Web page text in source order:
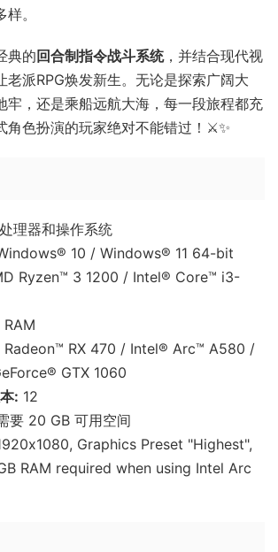
。
典的回合制指令战斗系统，并结合现代视
老派RPG焕发新生。无论是探索广阔大
牢，还是乘船远航大海，每一段旅程都充
角色扮演的玩家绝对不能错过！⚔️✨
理器和操作系统
10 / Windows® 11 64-bit
Ryzen™ 3 1200 / Intel® Core™ i3-
RAM
Radeon™ RX 470 / Intel® Arc™ A580 /
GTX 1060
: 12
要 20 GB 可用空间
Graphics Preset "Highest",
RAM required when using Intel Arc